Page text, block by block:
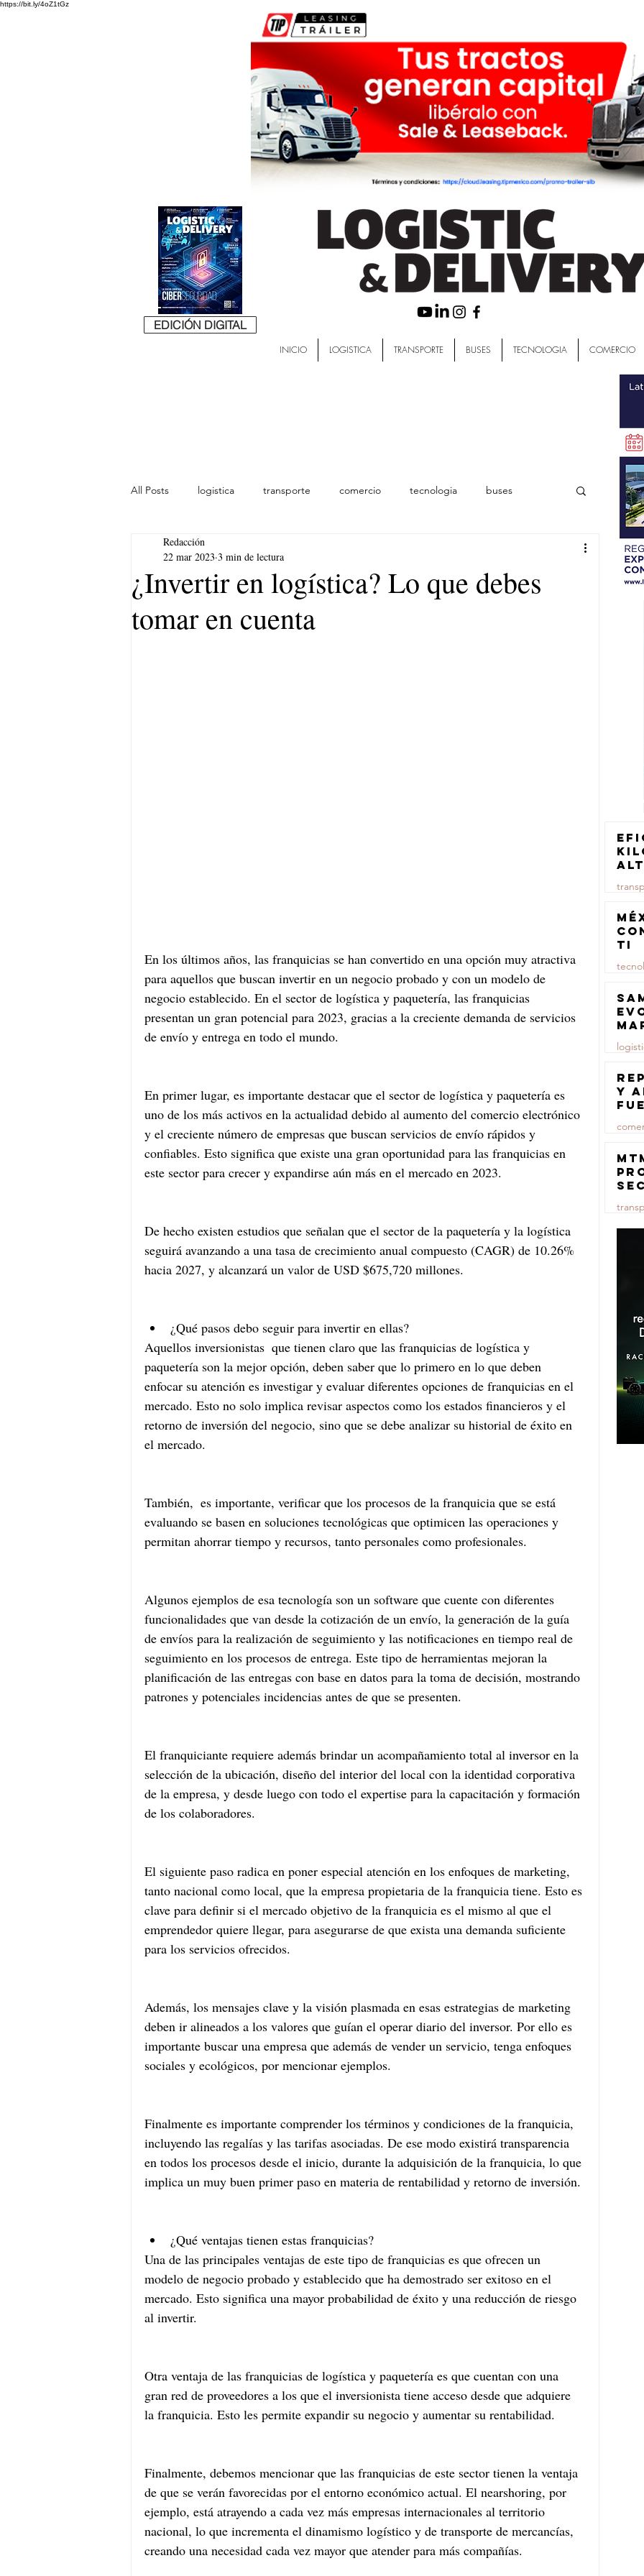
https://bit.ly/4oZ1tGz
EDICIÓN DIGITAL
INICIO LOGISTICA TRANSPORTE BUSES TECNOLOGIA COMERCIO
All Posts logistica transporte comercio tecnologia buses
lideres
¿Invertir en logística? Lo que debes
tomar en cuenta
Redacción
22 mar 2023 3 min de lectura
En los últimos años, las franquicias se han convertido en una opción muy atractiva
para aquellos que buscan invertir en un negocio probado y con un modelo de
negocio establecido. En el sector de logística y paquetería, las franquicias
presentan un gran potencial para 2023, gracias a la creciente demanda de servicios
de envío y entrega en todo el mundo.
En primer lugar, es importante destacar que el sector de logística y paquetería es
uno de los más activos en la actualidad debido al aumento del comercio electrónico
y el creciente número de empresas que buscan servicios de envío rápidos y
confiables. Esto significa que existe una gran oportunidad para las franquicias en
este sector para crecer y expandirse aún más en el mercado en 2023.
De hecho existen estudios que señalan que el sector de la paquetería y la logística
seguirá avanzando a una tasa de crecimiento anual compuesto (CAGR) de 10.26%
hacia 2027, y alcanzará un valor de USD $675,720 millones.
¿Qué pasos debo seguir para invertir en ellas?
Aquellos inversionistas  que tienen claro que las franquicias de logística y
paquetería son la mejor opción, deben saber que lo primero en lo que deben
enfocar su atención es investigar y evaluar diferentes opciones de franquicias en el
mercado. Esto no solo implica revisar aspectos como los estados financieros y el
retorno de inversión del negocio, sino que se debe analizar su historial de éxito en
el mercado.
También,  es importante, verificar que los procesos de la franquicia que se está
evaluando se basen en soluciones tecnológicas que optimicen las operaciones y
permitan ahorrar tiempo y recursos, tanto personales como profesionales.
Algunos ejemplos de esa tecnología son un software que cuente con diferentes
funcionalidades que van desde la cotización de un envío, la generación de la guía
de envíos para la realización de seguimiento y las notificaciones en tiempo real de
seguimiento en los procesos de entrega. Este tipo de herramientas mejoran la
planificación de las entregas con base en datos para la toma de decisión, mostrando
patrones y potenciales incidencias antes de que se presenten.
El franquiciante requiere además brindar un acompañamiento total al inversor en la
selección de la ubicación, diseño del interior del local con la identidad corporativa
de la empresa, y desde luego con todo el expertise para la capacitación y formación
de los colaboradores.
El siguiente paso radica en poner especial atención en los enfoques de marketing,
tanto nacional como local, que la empresa propietaria de la franquicia tiene. Esto es
clave para definir si el mercado objetivo de la franquicia es el mismo al que el
emprendedor quiere llegar, para asegurarse de que exista una demanda suficiente
para los servicios ofrecidos.
Además, los mensajes clave y la visión plasmada en esas estrategias de marketing
deben ir alineados a los valores que guían el operar diario del inversor. Por ello es
importante buscar una empresa que además de vender un servicio, tenga enfoques
sociales y ecológicos, por mencionar ejemplos.
Finalmente es importante comprender los términos y condiciones de la franquicia,
incluyendo las regalías y las tarifas asociadas. De ese modo existirá transparencia
en todos los procesos desde el inicio, durante la adquisición de la franquicia, lo que
implica un muy buen primer paso en materia de rentabilidad y retorno de inversión.
¿Qué ventajas tienen estas franquicias?
Una de las principales ventajas de este tipo de franquicias es que ofrecen un
modelo de negocio probado y establecido que ha demostrado ser exitoso en el
mercado. Esto significa una mayor probabilidad de éxito y una reducción de riesgo
al invertir.
Otra ventaja de las franquicias de logística y paquetería es que cuentan con una
gran red de proveedores a los que el inversionista tiene acceso desde que adquiere
la franquicia. Esto les permite expandir su negocio y aumentar su rentabilidad.
Finalmente, debemos mencionar que las franquicias de este sector tienen la ventaja
de que se verán favorecidas por el entorno económico actual. El nearshoring, por
ejemplo, está atrayendo a cada vez más empresas internacionales al territorio
nacional, lo que incrementa el dinamismo logístico y de transporte de mercancías,
creando una necesidad cada vez mayor que atender para más compañías.
23 jul
TI
23 jul
23 jul
y
23 jul